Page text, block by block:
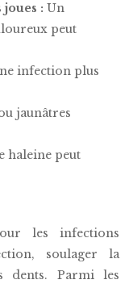
: Un
peut
infection plus
jaunâtres
haleine peut
les infections
soulager la
dents. Parmi les